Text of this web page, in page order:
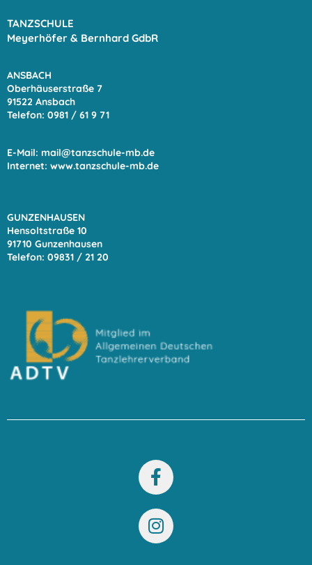
TANZSCHULE
Meyerhöfer & Bernhard GdbR
ANSBACH
Oberhäuserstraße 7
91522 Ansbach
Telefon: 0981 / 61 9 71
E-Mail: mail@tanzschule-mb.de
Internet: www.tanzschule-mb.de
GUNZENHAUSEN
Hensoltstraße 10
91710 Gunzenhausen
Telefon: 09831 / 21 20